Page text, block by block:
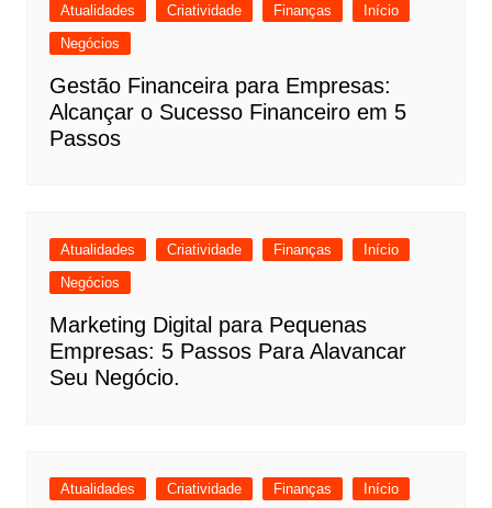
Atualidades Criatividade Finanças
Início
Negócios
Gestão Financeira para Empresas:
Alcançar o Sucesso Financeiro em 5
Passos
Atualidades Criatividade Finanças
Início
Negócios
Marketing Digital para Pequenas
Empresas: 5 Passos Para Alavancar
Seu Negócio.
Atualidades Criatividade Finanças
Início